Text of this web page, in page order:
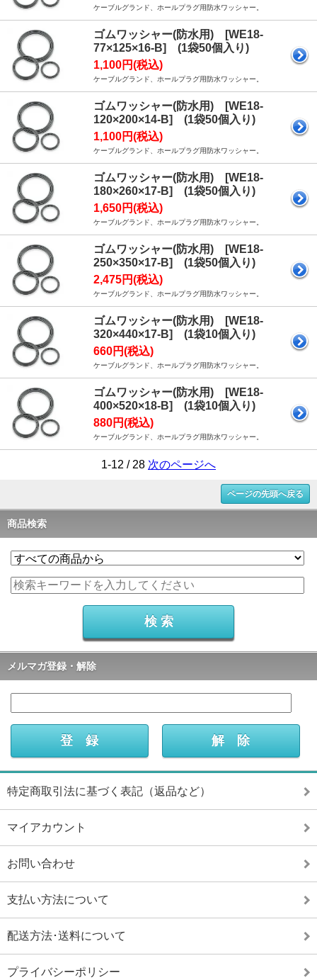
ケーブルグランド、ホールプラグ用防水ワッシャー。
ゴムワッシャー(防水用) [WE18-
77×125×16-B] (1袋50個入り)
1,100円(税込)
ケーブルグランド、ホールプラグ用防水ワッシャー。
ゴムワッシャー(防水用) [WE18-
120×200×14-B] (1袋50個入り)
1,100円(税込)
ケーブルグランド、ホールプラグ用防水ワッシャー。
ゴムワッシャー(防水用) [WE18-
180×260×17-B] (1袋50個入り)
1,650円(税込)
ケーブルグランド、ホールプラグ用防水ワッシャー。
ゴムワッシャー(防水用) [WE18-
250×350×17-B] (1袋50個入り)
2,475円(税込)
ケーブルグランド、ホールプラグ用防水ワッシャー。
ゴムワッシャー(防水用) [WE18-
320×440×17-B] (1袋10個入り)
660円(税込)
ケーブルグランド、ホールプラグ用防水ワッシャー。
ゴムワッシャー(防水用) [WE18-
400×520×18-B] (1袋10個入り)
880円(税込)
ケーブルグランド、ホールプラグ用防水ワッシャー。
1-12 / 28 次のページへ
ページの先頭へ戻る
商品検索
メルマガ登録・解除
特定商取引法に基づく表記（返品など）
マイアカウント
お問い合わせ
支払い方法について
配送方法･送料について
プライバシーポリシー